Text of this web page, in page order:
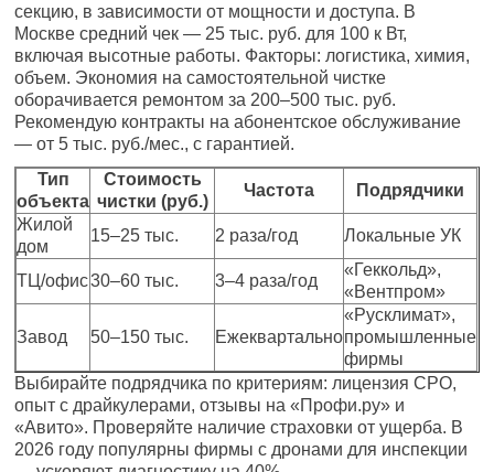
секцию, в зависимости от мощности и доступа. В
Москве средний чек — 25 тыс. руб. для 100 к Вт,
включая высотные работы. Факторы: логистика, химия,
объем. Экономия на самостоятельной чистке
оборачивается ремонтом за 200–500 тыс. руб.
Рекомендую контракты на абонентское обслуживание
— от 5 тыс. руб./мес., с гарантией.
Тип
объекта
Стоимость
чистки (руб.)
Частота
Подрядчики
Жилой
дом
15–25 тыс. 2 раза/год Локальные УК
ТЦ/офис30–60 тыс. 3–4 раза/год
«Геккольд»,
«Вентпром»
Завод 50–150 тыс. Ежеквартально
«Русклимат»,
промышленные
фирмы
Выбирайте подрядчика по критериям: лицензия СРО,
опыт с драйкулерами, отзывы на «Профи.ру» и
«Авито». Проверяйте наличие страховки от ущерба. В
2026 году популярны фирмы с дронами для инспекции